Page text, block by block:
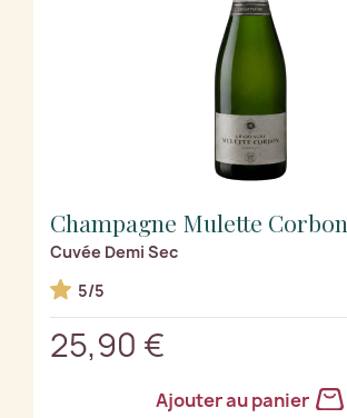
Champagne Mulette Corbon
Cuvée Demi Sec
5/5
25,90 €
Ajouter au panier